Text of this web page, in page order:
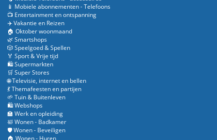
📱 Mobiele abonnementen - Telefoons
📺 Entertainment en ontspanning
✈️ Vakantie en Reizen
🏠 Oktober woonmaand
🌿 Smartshops
🎲 Speelgoed & Spellen
🏅 Sport & Vrije tijd
🛍️ Supermarkten
🛒 Super Stores
🌐 Televisie, internet en bellen
💃 Themafeesten en partijen
🌱 Tuin & Buitenleven
🛍️ Webshops
🏫 Werk en opleiding
🛀 Wonen - Badkamer
🛡️ Wonen - Beveiligen